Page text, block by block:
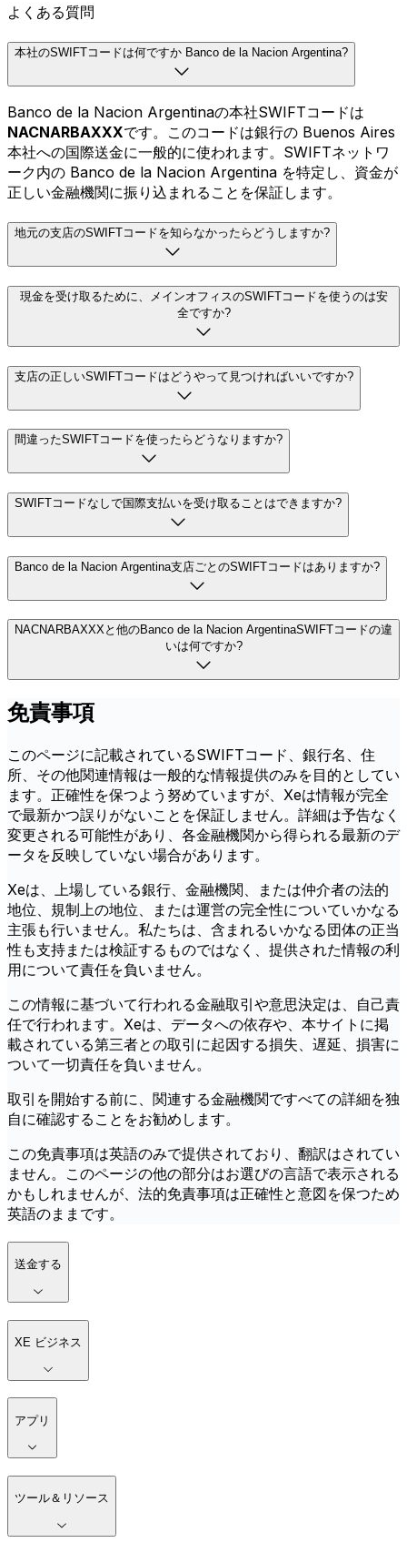
よくある質問
本社のSWIFTコードは何ですか Banco de la Nacion Argentina?
Banco de la Nacion Argentinaの本社SWIFTコードは
NACNARBAXXXです。このコードは銀行の Buenos Aires
本社への国際送金に一般的に使われます。SWIFTネットワ
ーク内の Banco de la Nacion Argentina を特定し、資金が
正しい金融機関に振り込まれることを保証します。
地元の支店のSWIFTコードを知らなかったらどうしますか?
現金を受け取るために、メインオフィスのSWIFTコードを使うのは安
全ですか?
支店の正しいSWIFTコードはどうやって見つければいいですか?
間違ったSWIFTコードを使ったらどうなりますか?
SWIFTコードなしで国際支払いを受け取ることはできますか?
Banco de la Nacion Argentina支店ごとのSWIFTコードはありますか?
NACNARBAXXXと他のBanco de la Nacion ArgentinaSWIFTコードの違
いは何ですか?
免責事項
このページに記載されているSWIFTコード、銀行名、住
所、その他関連情報は一般的な情報提供のみを目的としてい
ます。正確性を保つよう努めていますが、Xeは情報が完全
で最新かつ誤りがないことを保証しません。詳細は予告なく
変更される可能性があり、各金融機関から得られる最新のデ
ータを反映していない場合があります。
Xeは、上場している銀行、金融機関、または仲介者の法的
地位、規制上の地位、または運営の完全性についていかなる
主張も行いません。私たちは、含まれるいかなる団体の正当
性も支持または検証するものではなく、提供された情報の利
用について責任を負いません。
この情報に基づいて行われる金融取引や意思決定は、自己責
任で行われます。Xeは、データへの依存や、本サイトに掲
載されている第三者との取引に起因する損失、遅延、損害に
ついて一切責任を負いません。
取引を開始する前に、関連する金融機関ですべての詳細を独
自に確認することをお勧めします。
この免責事項は英語のみで提供されており、翻訳はされてい
ません。このページの他の部分はお選びの言語で表示される
かもしれませんが、法的免責事項は正確性と意図を保つため
英語のままです。
送金する
XE ビジネス
アプリ
ツール＆リソース